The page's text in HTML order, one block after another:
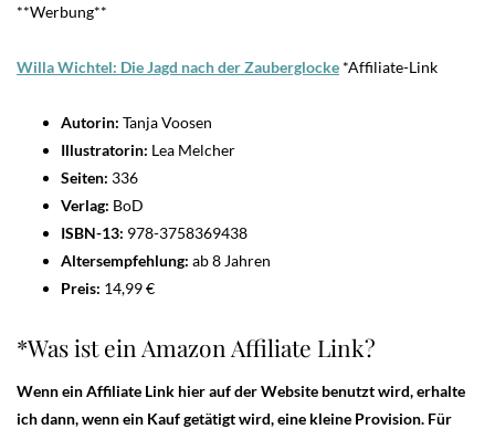
**Werbung**
Willa Wichtel: Die Jagd nach der Zauberglocke *Affiliate-Link
Autorin: Tanja Voosen
Illustratorin: Lea Melcher
Seiten: 336
Verlag: BoD
ISBN-13: 978-3758369438
Altersempfehlung: ab 8 Jahren
Preis: 14,99 €
*Was ist ein Amazon Affiliate Link?
Wenn ein Affiliate Link hier auf der Website benutzt wird, erhalte
ich dann, wenn ein Kauf getätigt wird, eine kleine Provision. Für